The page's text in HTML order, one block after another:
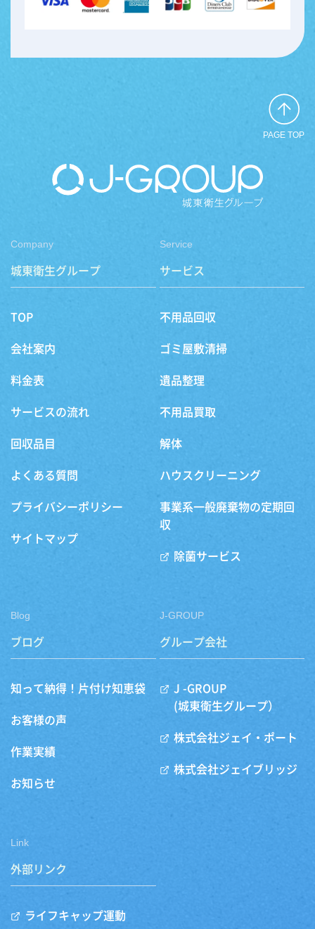
PAGE TOP
Company
城東衛生グループ
TOP
会社案内
料金表
サービスの流れ
回収品目
よくある質問
プライバシーポリシー
サイトマップ
Service
サービス
不用品回収
ゴミ屋敷清掃
遺品整理
不用品買取
解体
ハウスクリーニング
事業系一般廃棄物の定期回
収
除菌サービス
Blog
ブログ
知って納得！片付け知恵袋
お客様の声
作業実績
お知らせ
J-GROUP
グループ会社
J -GROUP
(城東衛生グループ）
株式会社ジェイ・ポート
株式会社ジェイブリッジ
Link
外部リンク
ライフキャップ運動